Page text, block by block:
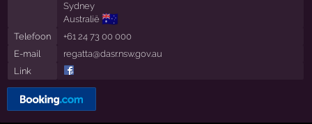
Sydney
Australië 🇦🇺
Telefoon
+61 24 73 00 000
E-mail
regatta@dasr.nsw.gov.au
Link